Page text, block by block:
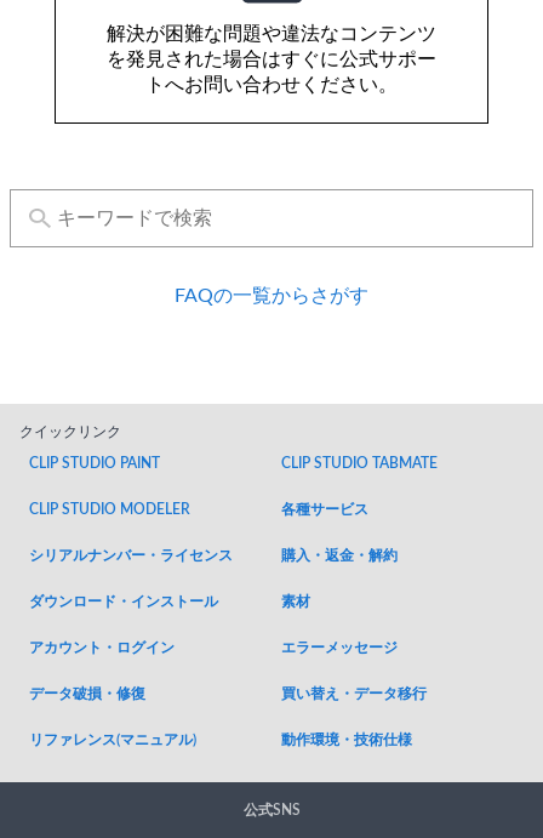
解決が困難な問題や違法なコンテンツ
を発見された場合はすぐに公式サポー
トへお問い合わせください。
FAQの一覧からさがす
クイックリンク
CLIP STUDIO PAINT CLIP STUDIO TABMATE
CLIP STUDIO MODELER 各種サービス
シリアルナンバー・ライセンス 購入・返金・解約
ダウンロード・インストール 素材
アカウント・ログイン エラーメッセージ
データ破損・修復 買い替え・データ移行
リファレンス(マニュアル) 動作環境・技術仕様
公式SNS